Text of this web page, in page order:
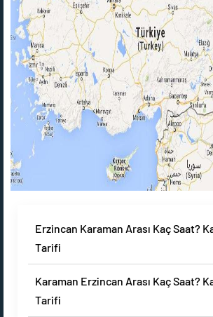
Erzincan Karaman Arası Kaç Saat?
Tarifi
Karaman Erzincan Arası Kaç Saat?
Tarifi